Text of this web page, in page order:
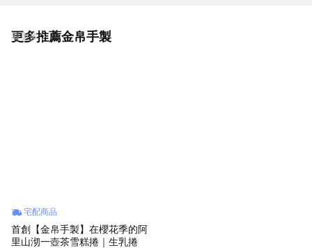
更多推薦金帛手製
看更多
宅配商品
首創【金帛手製】在櫻花季的阿
里山沏一壺茶雪糕捲｜生乳捲